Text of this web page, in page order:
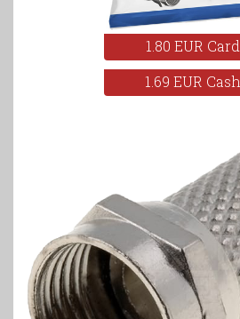
1.80 EUR Card
1.69 EUR Cash